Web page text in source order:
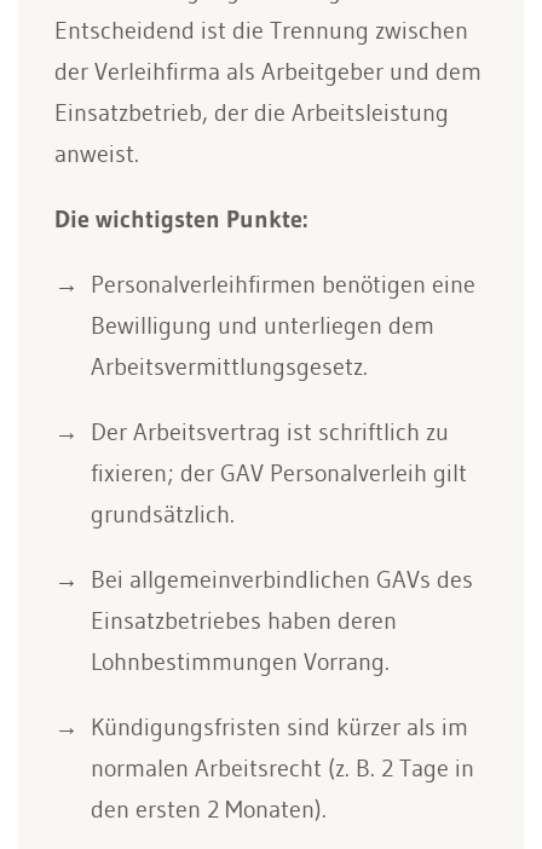
Entscheidend ist die Trennung zwischen
der Verleihfirma als Arbeitgeber und dem
Einsatzbetrieb, der die Arbeitsleistung
anweist.
Die wichtigsten Punkte:
Personalverleihfirmen benötigen eine
Bewilligung und unterliegen dem
Arbeitsvermittlungsgesetz.
Der Arbeitsvertrag ist schriftlich zu
fixieren; der GAV Personalverleih gilt
grundsätzlich.
Bei allgemeinverbindlichen GAVs des
Einsatzbetriebes haben deren
Lohnbestimmungen Vorrang.
Kündigungsfristen sind kürzer als im
normalen Arbeitsrecht (z. B. 2 Tage in
den ersten 2 Monaten).